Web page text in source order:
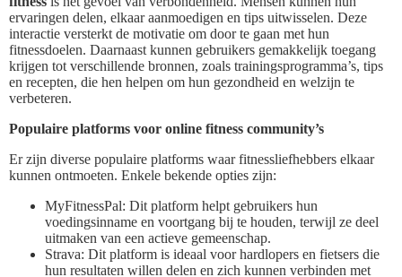
ervaringen delen, elkaar aanmoedigen en tips uitwisselen. Deze
interactie versterkt de motivatie om door te gaan met hun
fitnessdoelen. Daarnaast kunnen gebruikers gemakkelijk toegang
krijgen tot verschillende bronnen, zoals trainingsprogramma’s, tips
en recepten, die hen helpen om hun gezondheid en welzijn te
verbeteren.
Populaire platforms voor online fitness community’s
Er zijn diverse populaire platforms waar fitnessliefhebbers elkaar
kunnen ontmoeten. Enkele bekende opties zijn:
MyFitnessPal: Dit platform helpt gebruikers hun
voedingsinname en voortgang bij te houden, terwijl ze deel
uitmaken van een actieve gemeenschap.
Strava: Dit platform is ideaal voor hardlopers en fietsers die
hun resultaten willen delen en zich kunnen verbinden met